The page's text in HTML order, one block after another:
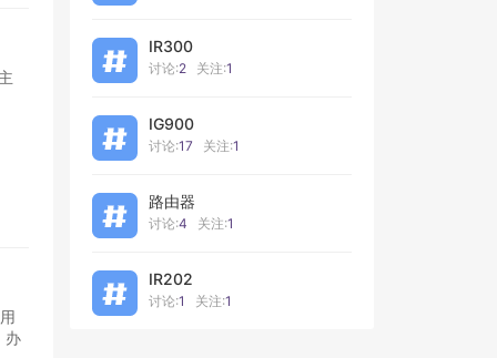
办
IR300
讨论:2 关注:1
IG900
讨论:17 关注:1
路由器
讨论:4 关注:1
IR202
讨论:1 关注:1